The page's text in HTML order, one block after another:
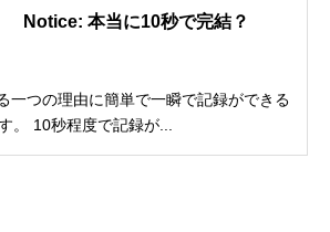
Notice: 本当に10秒で完結？
一つの理由に簡単で一瞬で記録ができる
。 10秒程度で記録が...